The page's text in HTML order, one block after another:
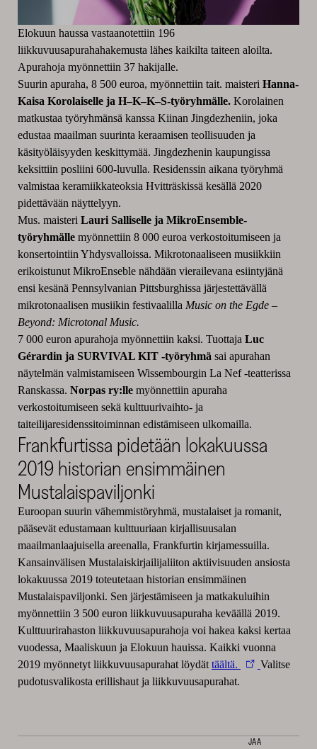
Elokuun haussa vastaanotettiin 196
liikkuvuusapurahahakemusta lähes kaikilta taiteen aloilta.
Apurahoja myönnettiin 37 hakijalle.
Suurin apuraha, 8 500 euroa, myönnettiin tait. maisteri Hanna-
Kaisa Korolaiselle ja H–K–K–S-työryhmälle. Korolainen
matkustaa työryhmänsä kanssa Kiinan Jingdezheniin, joka
edustaa maailman suurinta keraamisen teollisuuden ja
käsityöläisyyden keskittymää. Jingdezhenin kaupungissa
keksittiin posliini 600-luvulla. Residenssin aikana työryhmä
valmistaa keramiikkateoksia Hvitträskissä kesällä 2020
pidettävään näyttelyyn.
Mus. maisteri Lauri Salliselle ja MikroEnsemble-
työryhmälle myönnettiin 8 000 euroa verkostoitumiseen ja
konsertointiin Yhdysvalloissa. Mikrotonaaliseen musiikkiin
erikoistunut MikroEnseble nähdään vierailevana esiintyjänä
ensi kesänä Pennsylvanian Pittsburghissa järjestettävällä
mikrotonaalisen musiikin festivaalilla Music on the Egde –
Beyond: Microtonal Music.
7 000 euron apurahoja myönnettiin kaksi. Tuottaja Luc
Gérardin ja SURVIVAL KIT -työryhmä sai apurahan
näytelmän valmistamiseen Wissembourgin La Nef -teatterissa
Ranskassa. Norpas ry:lle myönnettiin apuraha
verkostoitumiseen sekä kulttuurivaihto- ja
taiteilijaresidenssitoiminnan edistämiseen ulkomailla.
Frankfurtissa pidetään lokakuussa
2019 historian ensimmäinen
Mustalaispaviljonki
Euroopan suurin vähemmistöryhmä, mustalaiset ja romanit,
pääsevät edustamaan kulttuuriaan kirjallisuusalan
maailmanlaajuisella areenalla, Frankfurtin kirjamessuilla.
Kansainvälisen Mustalaiskirjailijaliiton aktiivisuuden ansiosta
lokakuussa 2019 toteutetaan historian ensimmäinen
Mustalaispaviljonki. Sen järjestämiseen ja matkakuluihin
myönnettiin 3 500 euron liikkuvuusapuraha keväällä 2019.
Kulttuurirahaston liikkuvuusapurahoja voi hakea kaksi kertaa
vuodessa, Maaliskuun ja Elokuun hauissa. Kaikki vuonna
2019 myönnetyt liikkuvuusapurahat löydät täältä.
Valitse
pudotusvalikosta erillishaut ja liikkuvuusapurahat.
JAA